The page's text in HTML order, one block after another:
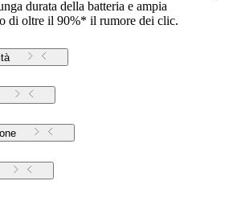
durata della batteria e ampia
di oltre il 90%* il rumore dei clic.